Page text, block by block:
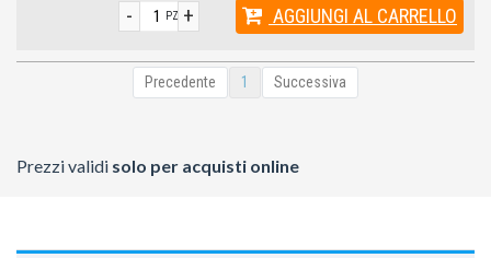
+
- PZ AGGIUNGI AL CARRELLO
Precedente 1 Successiva
Prezzi validi solo per acquisti online